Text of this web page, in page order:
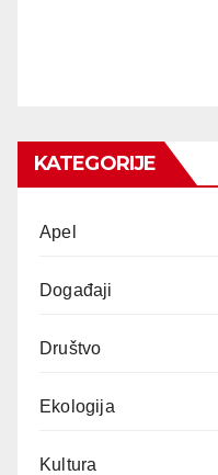
KATEGORIJE
Apel
Događaji
Društvo
Ekologija
Kultura